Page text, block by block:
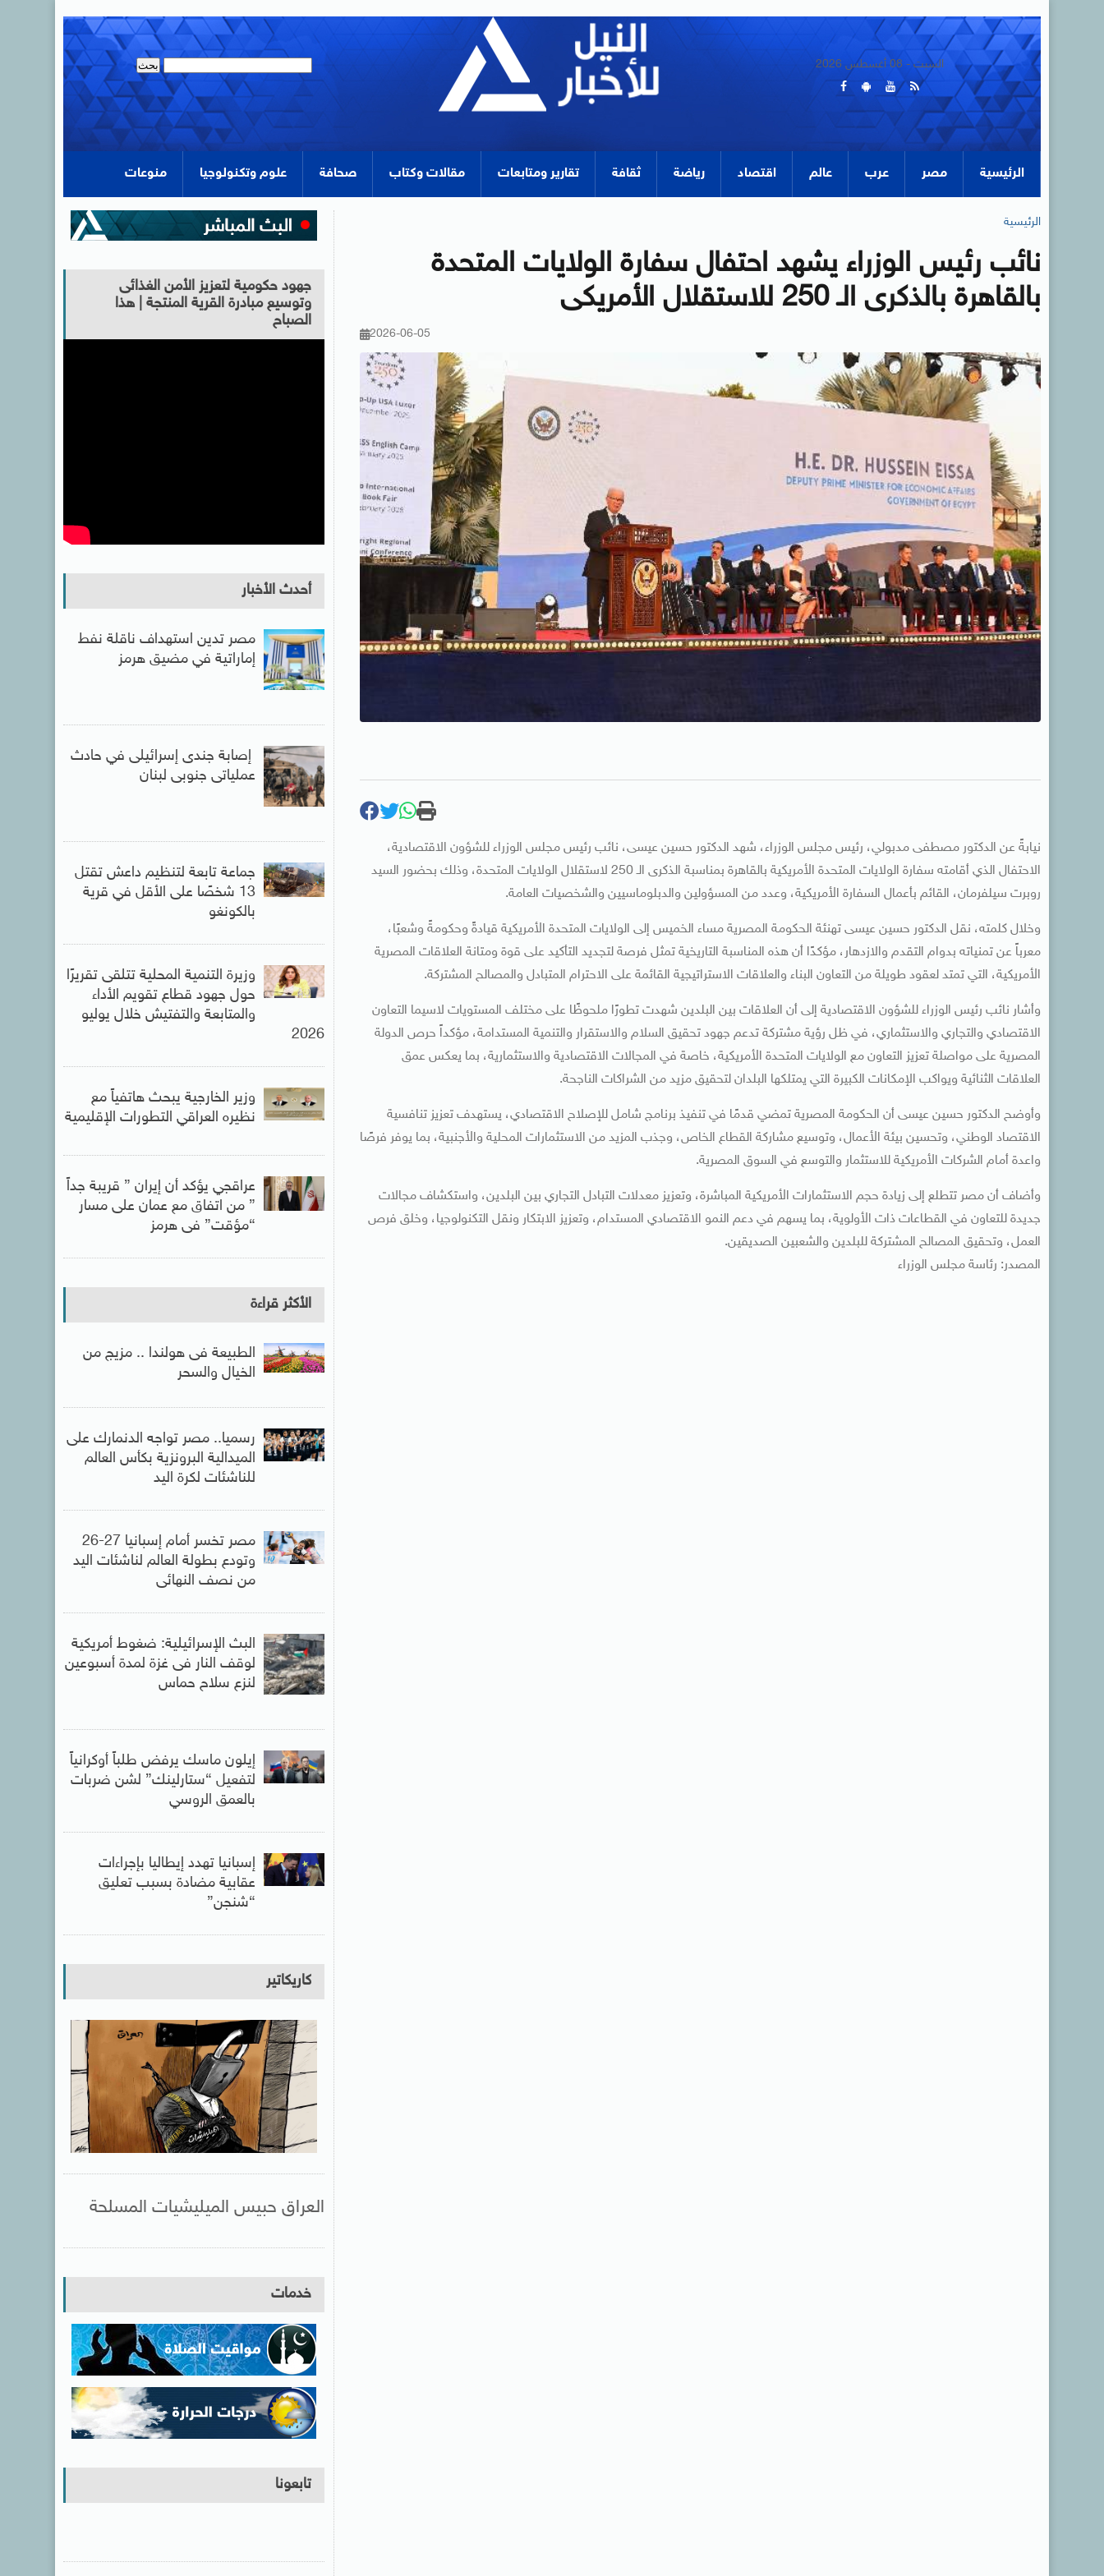
السبت - 08 أغسطس 2026
الرئيسية مصر عرب عالم اقتصاد رياضة ثقافة تقارير ومتابعات مقالات وكتاب صحافة علوم وتكنولوجيا منوعات
الرئيسية
نائب رئيس الوزراء يشهد احتفال سفارة الولايات المتحدة
بالقاهرة بالذكرى الـ 250 للاستقلال الأمريكى
2026-06-05
نيابةً عن الدكتور مصطفى مدبولي، رئيس مجلس الوزراء، شهد الدكتور حسين عيسى، نائب رئيس مجلس الوزراء للشؤون الاقتصادية،
الاحتفال الذي أقامته سفارة الولايات المتحدة الأمريكية بالقاهرة بمناسبة الذكرى الـ 250 لاستقلال الولايات المتحدة، وذلك بحضور السيد
روبرت سيلفرمان، القائم بأعمال السفارة الأمريكية، وعدد من المسؤولين والدبلوماسيين والشخصيات العامة.
وخلال كلمته، نقل الدكتور حسين عيسى تهنئة الحكومة المصرية مساء الخميس إلى الولايات المتحدة الأمريكية قيادةً وحكومةً وشعبًا،
معرباً عن تمنياته بدوام التقدم والازدهار، مؤكدًا أن هذه المناسبة التاريخية تمثل فرصة لتجديد التأكيد على قوة ومتانة العلاقات المصرية
الأمريكية، التي تمتد لعقود طويلة من التعاون البناء والعلاقات الاستراتيجية القائمة على الاحترام المتبادل والمصالح المشتركة.
وأشار نائب رئيس الوزراء للشؤون الاقتصادية إلى أن العلاقات بين البلدين شهدت تطورًا ملحوظًا على مختلف المستويات لاسيما التعاون
الاقتصادي والتجاري والاستثماري، في ظل رؤية مشتركة تدعم جهود تحقيق السلام والاستقرار والتنمية المستدامة، مؤكداً حرص الدولة
المصرية على مواصلة تعزيز التعاون مع الولايات المتحدة الأمريكية، خاصة في المجالات الاقتصادية والاستثمارية، بما يعكس عمق
العلاقات الثنائية ويواكب الإمكانات الكبيرة التي يمتلكها البلدان لتحقيق مزيد من الشراكات الناجحة.
وأوضح الدكتور حسين عيسى أن الحكومة المصرية تمضي قدمًا في تنفيذ برنامج شامل للإصلاح الاقتصادي، يستهدف تعزيز تنافسية
الاقتصاد الوطني، وتحسين بيئة الأعمال، وتوسيع مشاركة القطاع الخاص، وجذب المزيد من الاستثمارات المحلية والأجنبية، بما يوفر فرصًا
واعدة أمام الشركات الأمريكية للاستثمار والتوسع في السوق المصرية.
وأضاف أن مصر تتطلع إلى زيادة حجم الاستثمارات الأمريكية المباشرة، وتعزيز معدلات التبادل التجاري بين البلدين، واستكشاف مجالات
جديدة للتعاون في القطاعات ذات الأولوية، بما يسهم في دعم النمو الاقتصادي المستدام، وتعزيز الابتكار ونقل التكنولوجيا، وخلق فرص
العمل، وتحقيق المصالح المشتركة للبلدين والشعبين الصديقين.
المصدر: رئاسة مجلس الوزراء
جهود حكومية لتعزيز الأمن الغذائى
وتوسيع مبادرة القرية المنتجة | هذا
الصباح
أحدث الأخبار
مصر تدين استهداف ناقلة نفط
إماراتية في مضيق هرمز
إصابة جندى إسرائيلى في حادث
عملياتى جنوبى لبنان
جماعة تابعة لتنظيم داعش تقتل
13 شخصًا على الأقل في قرية
بالكونغو
وزيرة التنمية المحلية تتلقى تقريرًا
حول جهود قطاع تقويم الأداء
والمتابعة والتفتيش خلال يوليو
2026
وزير الخارجية يبحث هاتفياً مع
نظيره العراقي التطورات الإقليمية
عراقجي يؤكد أن إيران ” قريبة جداً
” من اتفاق مع عمان على مسار
“مؤقت” فى هرمز
الأكثر قراءة
الطبيعة فى هولندا .. مزيج من
الخيال والسحر
رسميا.. مصر تواجه الدنمارك على
الميدالية البرونزية بكأس العالم
للناشئات لكرة اليد
مصر تخسر أمام إسبانيا 27-26
وتودع بطولة العالم لناشئات اليد
من نصف النهائى
البث الإسرائيلية: ضغوط أمريكية
لوقف النار فى غزة لمدة أسبوعين
لنزع سلاح حماس
إيلون ماسك يرفض طلباً أوكرانياً
لتفعيل “ستارلينك” لشن ضربات
بالعمق الروسي
إسبانيا تهدد إيطاليا بإجراءات
عقابية مضادة بسبب تعليق
“شنجن”
كاريكاتير
العراق حبيس الميليشيات المسلحة
خدمات
تابعونا